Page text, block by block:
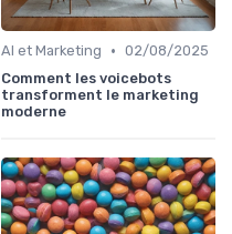
AI et Marketing • 02/08/2025
Comment les voicebots
transforment le marketing
moderne